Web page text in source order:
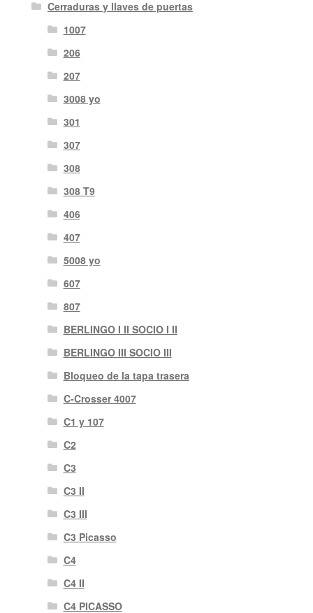
Cerraduras y llaves de puertas
1007
206
207
3008 yo
301
307
308
308 T9
406
407
5008 yo
607
807
BERLINGO I II SOCIO I II
BERLINGO III SOCIO III
Bloqueo de la tapa trasera
C-Crosser 4007
C1 y 107
C2
C3
C3 II
C3 III
C3 Picasso
C4
C4 II
C4 PICASSO